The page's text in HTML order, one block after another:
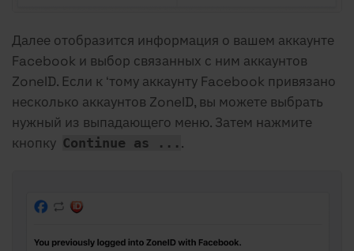
Далее отобразится информация о вашем аккаунте
Facebook и выбор связанных с ним аккаунтов
ZoneID. Если к ‘тому аккаунту Facebook привязано
несколько аккаунтов ZoneID, вы можете выбрать
нужный из выпадающего меню. Затем нажмите
кнопку Continue as ... .